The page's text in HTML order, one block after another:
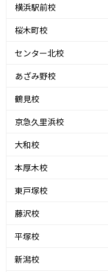
横浜駅前校
桜木町校
センター北校
あざみ野校
鶴見校
京急久里浜校
大和校
本厚木校
東戸塚校
藤沢校
平塚校
新潟校